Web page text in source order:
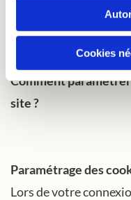
Cookies
données sont
Comment
site ?
Paramétrage des
Lors de votre